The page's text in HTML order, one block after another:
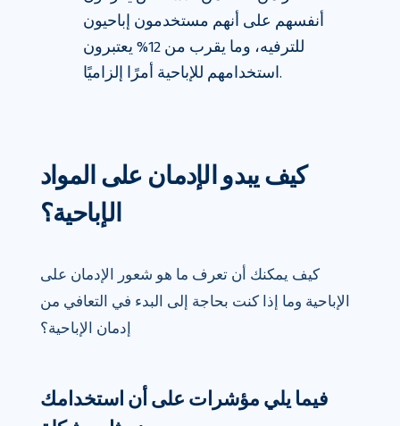
أنفسهم على أنهم مستخدمون إباحيون
للترفيه، وما يقرب من 12% يعتبرون
استخدامهم للإباحية أمرًا إلزاميًا.
كيف يبدو الإدمان على المواد
الإباحية؟
كيف يمكنك أن تعرف ما هو شعور الإدمان على
الإباحية وما إذا كنت بحاجة إلى البدء في التعافي من
إدمان الإباحية؟
فيما يلي مؤشرات على أن استخدامك